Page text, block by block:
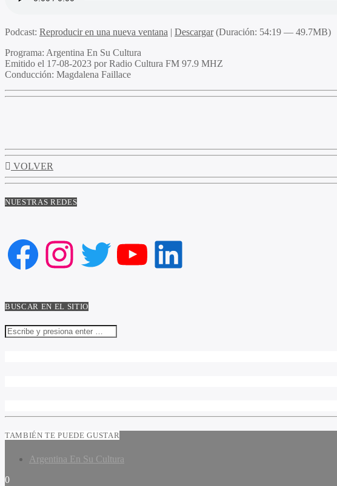
Podcast: Reproducir en una nueva ventana | Descargar(Duración: 54:19 — 49.7MB)
Programa: Argentina En Su Cultura
Emitido el 17-08-2023 por Radio Cultura FM 97.9 MHZ
Conducción: Magdalena Faillace
VOLVER
NUESTRAS REDES
Facebook
Instagram
Twitter
YouTube
LinkedIn
BUSCAR EN EL SITIO
TAMBIÉN TE PUEDE GUSTAR
Argentina En Su Cultura
0